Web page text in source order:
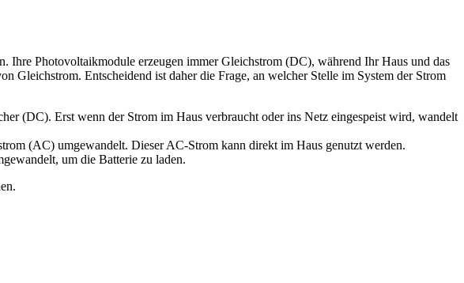
Ihre Photovoltaikmodule erzeugen immer Gleichstrom (DC), während Ihr Haus und das
Gleichstrom. Entscheidend ist daher die Frage, an welcher Stelle im System der Strom
(DC). Erst wenn der Strom im Haus verbraucht oder ins Netz eingespeist wird, wandelt
(AC) umgewandelt. Dieser AC-Strom kann direkt im Haus genutzt werden.
um die Batterie zu laden.